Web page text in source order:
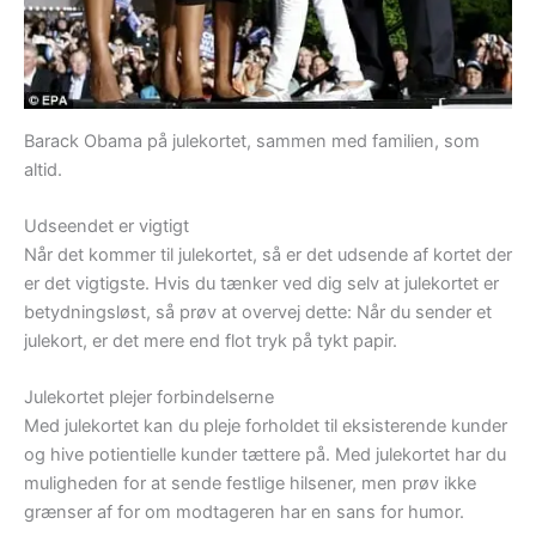
Barack Obama på julekortet, sammen med familien, som
altid.
Udseendet er vigtigt
Når det kommer til julekortet, så er det udsende af kortet der
er det vigtigste. Hvis du tænker ved dig selv at julekortet er
betydningsløst, så prøv at overvej dette: Når du sender et
julekort, er det mere end flot tryk på tykt papir.
Julekortet plejer forbindelserne
Med julekortet kan du pleje forholdet til eksisterende kunder
og hive potientielle kunder tættere på. Med julekortet har du
muligheden for at sende festlige hilsener, men prøv ikke
grænser af for om modtageren har en sans for humor.